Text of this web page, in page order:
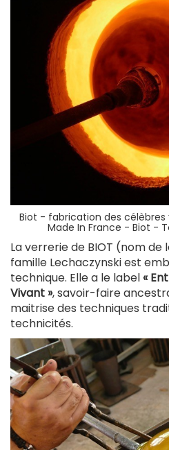
Biot - fabrication des célèbres
Made In France - Biot -
La verrerie de BIOT (nom
famille Lechaczynski est
technique. Elle a le label«
Vivant », savoir-faire
maitrise des techniques
technicités.